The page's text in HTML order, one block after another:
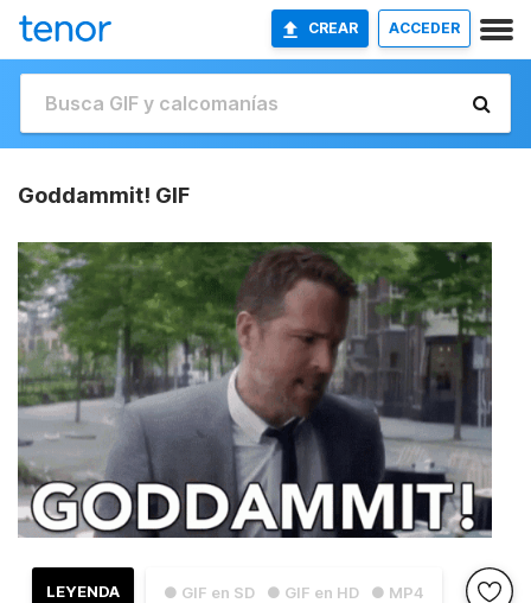
CREAR ACCEDER
Goddammit! GIF
● GIF en SD ● GIF en HD ● MP4
LEYENDA